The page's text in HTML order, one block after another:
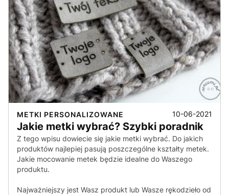
METKI PERSONALIZOWANE 10-06-2021
Jakie metki wybrać? Szybki poradnik
Z tego wpisu dowiecie się jakie metki wybrać. Do jakich
produktów najlepiej pasują poszczególne kształty metek.
Jakie mocowanie metek będzie idealne do Waszego
produktu.
Najważniejszy jest Wasz produkt lub Wasze rękodzieło od